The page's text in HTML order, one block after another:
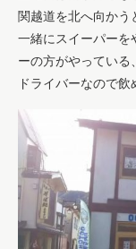
関越道を北へ向かう
一緒にスイーパーを
ーの方がやっている、
ドライバーなので飲